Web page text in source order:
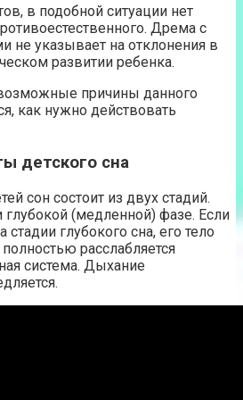
в подобной ситуации нет
Дрема с
не указывает на отклонения в
развитии ребенка.
причины данного
как нужно действовать
детского сна
сон состоит из двух стадий.
глубокой (медленной) фазе. Если
стадии глубокого сна, его тело
расслабляется
система. Дыхание